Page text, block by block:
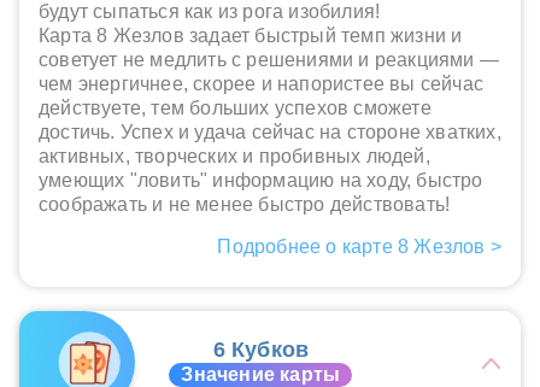
будут сыпаться как из рога изобилия!
Карта 8 Жезлов задает быстрый темп жизни и
советует не медлить с решениями и реакциями —
чем энергичнее, скорее и напористее вы сейчас
действуете, тем больших успехов сможете
достичь. Успех и удача сейчас на стороне хватких,
активных, творческих и пробивных людей,
умеющих "ловить" информацию на ходу, быстро
соображать и не менее быстро действовать!
Подробнее о карте 8 Жезлов >
6 Кубков
Значение карты